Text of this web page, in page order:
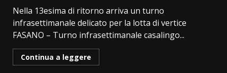
Nella 13esima di ritorno arriva un turno
infrasettimanale delicato per la lotta di vertice
FASANO – Turno infrasettimanale casalingo...
Continua a leggere